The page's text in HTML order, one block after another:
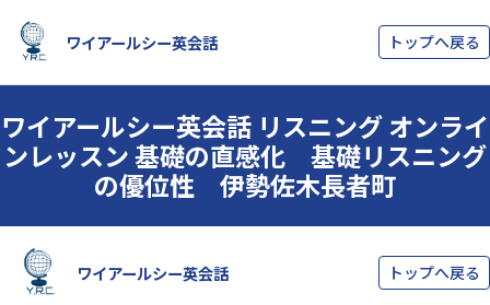
ワイアールシー英会話 トップへ戻る
ワイアールシー英会話 リスニング オンライ
ンレッスン 基礎の直感化 基礎リスニング
の優位性 伊勢佐木長者町